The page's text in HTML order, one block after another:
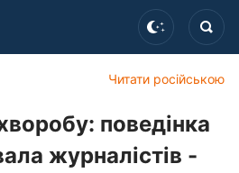
Читати російською
поведінка
журналістів -